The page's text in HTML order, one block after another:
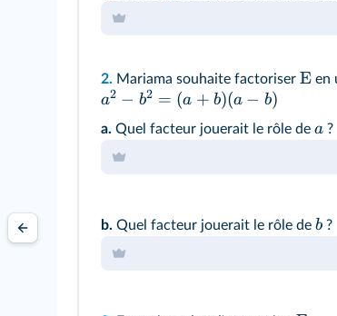
2. Mariama souhaite factoriser E en
a2 − b2 = (a + b)(a − b)
a. Quel facteur jouerait le rôle de a ?
b. Quel facteur jouerait le rôle de b ?